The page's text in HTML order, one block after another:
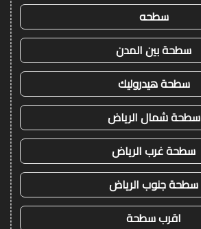
سطحه
سطحة بين المدن
سطحة هيدروليك
سطحة شمال الرياض
سطحة غرب الرياض
سطحة جنوب الرياض
اقرب سطحة